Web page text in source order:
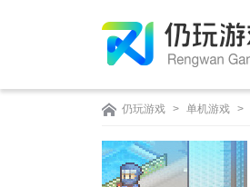
仍玩游戏 > 单机游戏 >